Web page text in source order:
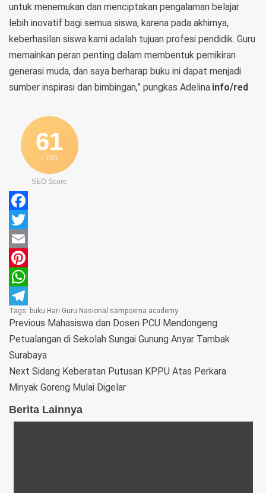
untuk menemukan dan menciptakan pengalaman belajar
lebih inovatif bagi semua siswa, karena pada akhirnya,
keberhasilan siswa kami adalah tujuan profesi pendidik. Guru
memainkan peran penting dalam membentuk pemikiran
generasi muda, dan saya berharap buku ini dapat menjadi
sumber inspirasi dan bimbingan,” pungkas Adelina.info/red
61
/ 100
SEO Score
Facebook
Twitter
Email
Pinterest
WhatsApp
Telegram
Tags: buku Hari Guru Nasional sampoerna academy
Previous Mahasiswa dan Dosen PCU Mendongeng
Petualangan di Sekolah Sungai Gunung Anyar Tambak
Surabaya
Next Sidang Keberatan Putusan KPPU Atas Perkara
Minyak Goreng Mulai Digelar
Berita Lainnya